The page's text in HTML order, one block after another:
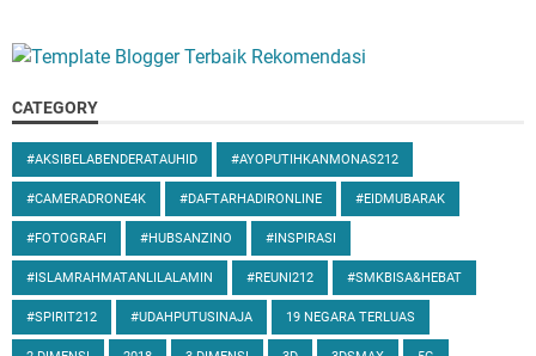
CATEGORY
#AKSIBELABENDERATAUHID #AYOPUTIHKANMONAS212
#CAMERADRONE4K #DAFTARHADIRONLINE #EIDMUBARAK
#FOTOGRAFI #HUBSANZINO #INSPIRASI
#ISLAMRAHMATANLILALAMIN #REUNI212 #SMKBISA&HEBAT
#SPIRIT212 #UDAHPUTUSINAJA 19 NEGARA TERLUAS